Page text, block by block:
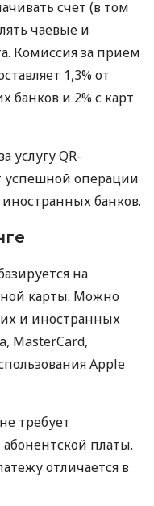
счет (в том
чаевые и
Комиссия за прием
1,3% от
банков и 2% с карт
услугу QR-
успешной операции
иностранных банков.
на
карты. Можно
и иностранных
MasterCard,
Apple
требует
платы.
отличается в